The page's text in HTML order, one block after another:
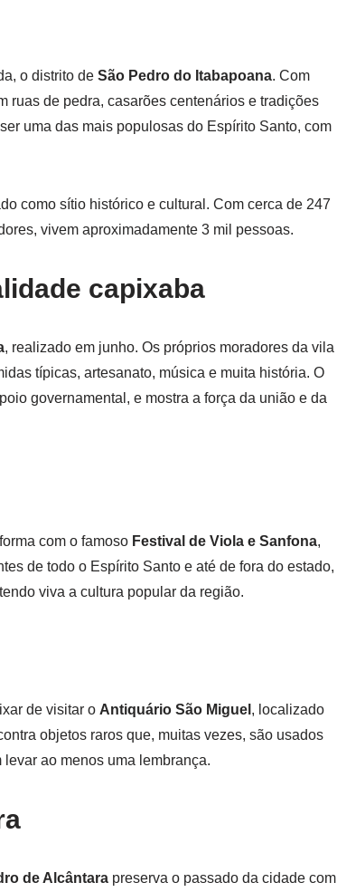
o distrito de São Pedro do Itabapoana. Com
ruas de pedra, casarões centenários e tradições
uma das mais populosas do Espírito Santo, com
como sítio histórico e cultural. Com cerca de 247
vivem aproximadamente 3 mil pessoas.
capixaba
, realizado em junho. Os próprios moradores da vila
típicas, artesanato, música e muita história. O
governamental, e mostra a força da união e da
com o famoso Festival de Viola e Sanfona,
de todo o Espírito Santo e até de fora do estado,
viva a cultura popular da região.
de visitar o Antiquário São Miguel , localizado
objetos raros que, muitas vezes, são usados
ao menos uma lembrança.
de Alcântara preserva o passado da cidade com